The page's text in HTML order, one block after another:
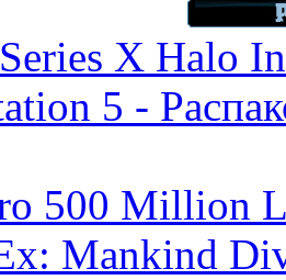
X Halo
5 -
500 Million
Mankind